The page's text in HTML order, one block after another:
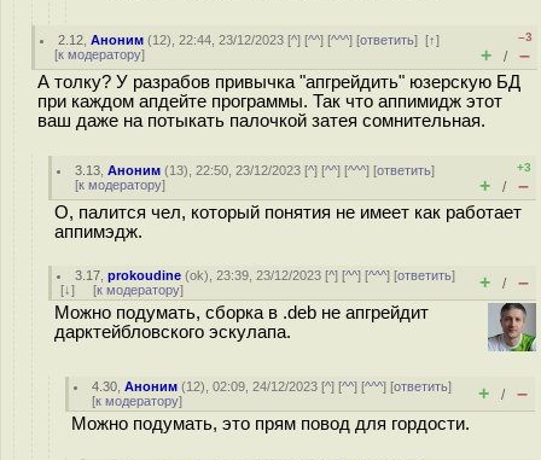
2.12 ,Аноним (12), 22:44, 23/12/2023 [^] [^^] [^^^] [ответить][↑]
[к модератору]
–3
+ / –
А толку? У разрабов привычка "апгрейдить" юзерскую БД
при каждом апдейте программы. Так что аппимидж этот
ваш даже на потыкать палочкой затея сомнительная.
3.13 ,Аноним (13), 22:50, 23/12/2023 [^] [^^] [^^^] [ответить]
[к модератору]
+3
+ / –
О, палится чел, который понятия не имеет как работает
аппимэдж.
3.17 ,prokoudine (ok), 23:39, 23/12/2023 [^] [^^] [^^^] [ответить]
[↓] [к модератору] + / –
Можно подумать, сборка в .deb не апгрейдит
дарктейбловского эскулапа.
4.30 ,Аноним (12), 02:09, 24/12/2023 [^] [^^] [^^^] [ответить]
[к модератору] + / –
Можно подумать, это прям повод для гордости.